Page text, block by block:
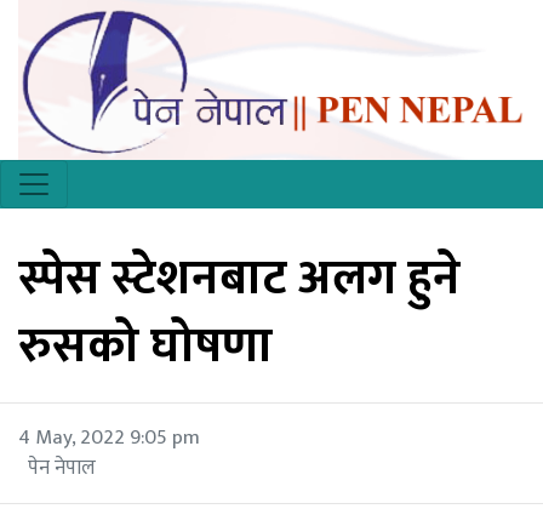
स्पेस स्टेशनबाट अलग हुने
रुसको घोषणा
4 May, 2022 9:05 pm
पेन नेपाल